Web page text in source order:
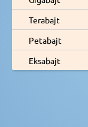
Terabajt
Petabajt
Eksabajt